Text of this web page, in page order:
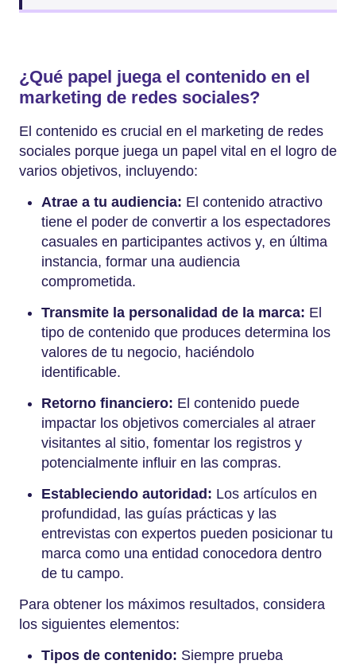
¿Qué papel juega el contenido en el
marketing de redes sociales?
El contenido es crucial en el marketing de redes
sociales porque juega un papel vital en el logro de
varios objetivos, incluyendo:
Atrae a tu audiencia: El contenido atractivo
tiene el poder de convertir a los espectadores
casuales en participantes activos y, en última
instancia, formar una audiencia
comprometida.
Transmite la personalidad de la marca: El
tipo de contenido que produces determina los
valores de tu negocio, haciéndolo
identificable.
Retorno financiero: El contenido puede
impactar los objetivos comerciales al atraer
visitantes al sitio, fomentar los registros y
potencialmente influir en las compras.
Estableciendo autoridad: Los artículos en
profundidad, las guías prácticas y las
entrevistas con expertos pueden posicionar tu
marca como una entidad conocedora dentro
de tu campo.
Para obtener los máximos resultados, considera
los siguientes elementos:
Tipos de contenido: Siempre prueba